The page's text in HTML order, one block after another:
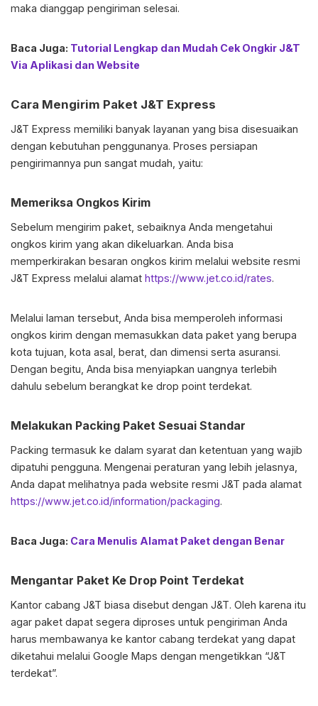
maka dianggap pengiriman selesai.
Baca Juga: Tutorial Lengkap dan Mudah Cek Ongkir J&T
Via Aplikasi dan Website
Cara Mengirim Paket J&T Express
J&T Express memiliki banyak layanan yang bisa disesuaikan
dengan kebutuhan penggunanya. Proses persiapan
pengirimannya pun sangat mudah, yaitu:
Memeriksa Ongkos Kirim
Sebelum mengirim paket, sebaiknya Anda mengetahui
ongkos kirim yang akan dikeluarkan. Anda bisa
memperkirakan besaran ongkos kirim melalui website resmi
J&T Express melalui alamat https://www.jet.co.id/rates.
Melalui laman tersebut, Anda bisa memperoleh informasi
ongkos kirim dengan memasukkan data paket yang berupa
kota tujuan, kota asal, berat, dan dimensi serta asuransi.
Dengan begitu, Anda bisa menyiapkan uangnya terlebih
dahulu sebelum berangkat ke drop point terdekat.
Melakukan Packing Paket Sesuai Standar
Packing termasuk ke dalam syarat dan ketentuan yang wajib
dipatuhi pengguna. Mengenai peraturan yang lebih jelasnya,
Anda dapat melihatnya pada website resmi J&T pada alamat
https://www.jet.co.id/information/packaging.
Baca Juga: Cara Menulis Alamat Paket dengan Benar
Mengantar Paket Ke Drop Point Terdekat
Kantor cabang J&T biasa disebut dengan J&T. Oleh karena itu
agar paket dapat segera diproses untuk pengiriman Anda
harus membawanya ke kantor cabang terdekat yang dapat
diketahui melalui Google Maps dengan mengetikkan “J&T
terdekat”.